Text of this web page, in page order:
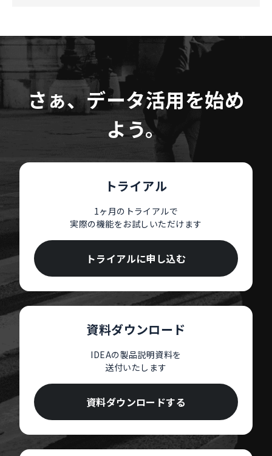
さぁ、データ活用を始め
よう。
トライアル
1ヶ月のトライアルで
実際の機能をお試しいただけます
トライアルに申し込む
資料ダウンロード
IDEAの製品説明資料を
送付いたします
資料ダウンロードする